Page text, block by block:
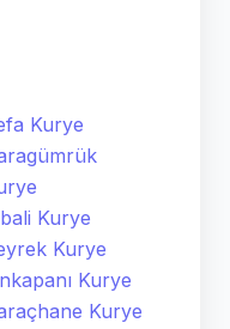
Kurye
Kurye
Kurye
Kurye
Kurye